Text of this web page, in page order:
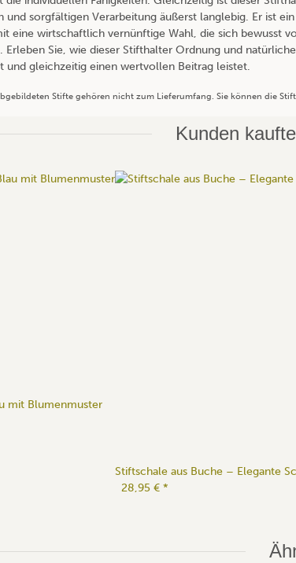
und sorgfältigen Verarbeitung äußerst langlebig. Er ist
eine wirtschaftlich vernünftige Wahl, die sich bewusst
Erleben Sie, wie dieser Stifthalter Ordnung und
und gleichzeitig einen wertvollen Beitrag leistet.
Stifte gehören nicht zum Lieferumfang. Sie können die
Kunden
mit Blumenmuster
Stiftschale aus Buche – Elegante
28,95 € *